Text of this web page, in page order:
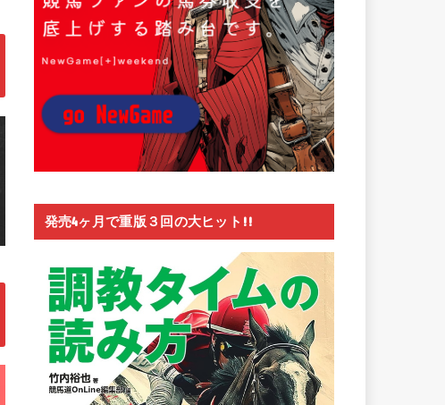
発売4ヶ月で重版３回の大ヒット!!